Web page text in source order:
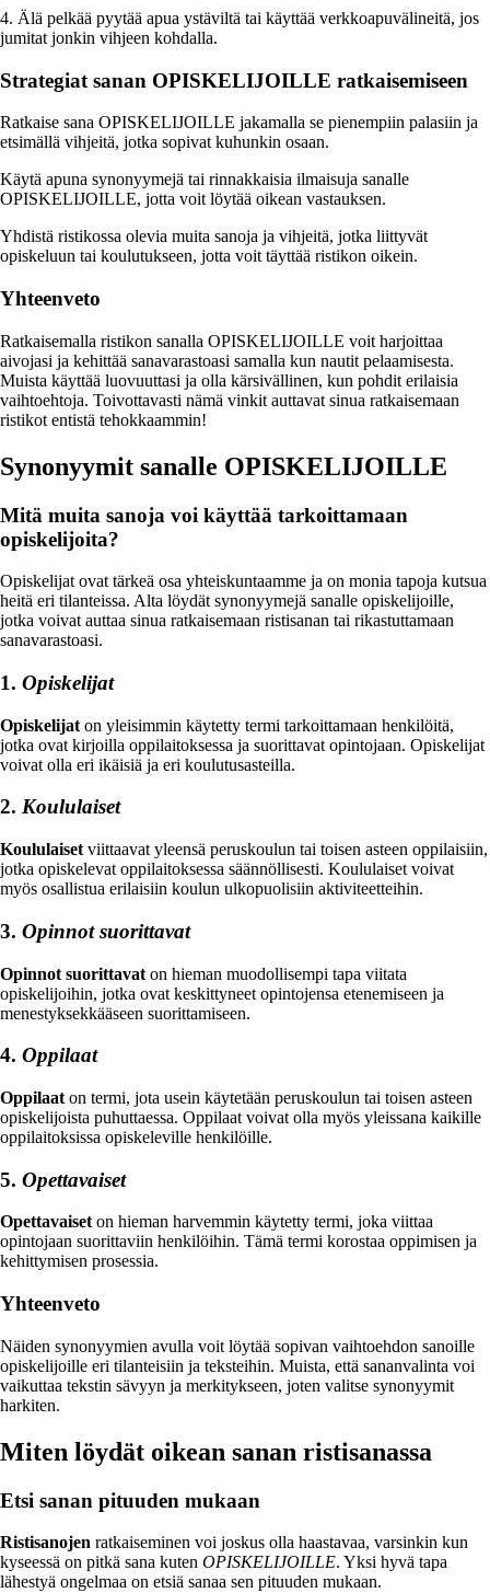
4. Älä pelkää pyytää apua ystäviltä tai käyttää verkkoapuvälineitä, jos
jumitat jonkin vihjeen kohdalla.
Strategiat sanan OPISKELIJOILLE ratkaisemiseen
Ratkaise sana OPISKELIJOILLE jakamalla se pienempiin palasiin ja
etsimällä vihjeitä, jotka sopivat kuhunkin osaan.
Käytä apuna synonyymejä tai rinnakkaisia ilmaisuja sanalle
OPISKELIJOILLE, jotta voit löytää oikean vastauksen.
Yhdistä ristikossa olevia muita sanoja ja vihjeitä, jotka liittyvät
opiskeluun tai koulutukseen, jotta voit täyttää ristikon oikein.
Yhteenveto
Ratkaisemalla ristikon sanalla OPISKELIJOILLE voit harjoittaa
aivojasi ja kehittää sanavarastoasi samalla kun nautit pelaamisesta.
Muista käyttää luovuuttasi ja olla kärsivällinen, kun pohdit erilaisia
vaihtoehtoja. Toivottavasti nämä vinkit auttavat sinua ratkaisemaan
ristikot entistä tehokkaammin!
Synonyymit sanalle OPISKELIJOILLE
Mitä muita sanoja voi käyttää tarkoittamaan
opiskelijoita?
Opiskelijat ovat tärkeä osa yhteiskuntaamme ja on monia tapoja kutsua
heitä eri tilanteissa. Alta löydät synonyymejä sanalle opiskelijoille,
jotka voivat auttaa sinua ratkaisemaan ristisanan tai rikastuttamaan
sanavarastoasi.
1. Opiskelijat
Opiskelijat on yleisimmin käytetty termi tarkoittamaan henkilöitä,
jotka ovat kirjoilla oppilaitoksessa ja suorittavat opintojaan. Opiskelijat
voivat olla eri ikäisiä ja eri koulutusasteilla.
2. Koululaiset
Koululaiset viittaavat yleensä peruskoulun tai toisen asteen oppilaisiin,
jotka opiskelevat oppilaitoksessa säännöllisesti. Koululaiset voivat
myös osallistua erilaisiin koulun ulkopuolisiin aktiviteetteihin.
3. Opinnot suorittavat
Opinnot suorittavat on hieman muodollisempi tapa viitata
opiskelijoihin, jotka ovat keskittyneet opintojensa etenemiseen ja
menestyksekkääseen suorittamiseen.
4. Oppilaat
Oppilaat on termi, jota usein käytetään peruskoulun tai toisen asteen
opiskelijoista puhuttaessa. Oppilaat voivat olla myös yleissana kaikille
oppilaitoksissa opiskeleville henkilöille.
5. Opettavaiset
Opettavaiseton hieman harvemmin käytetty termi, joka viittaa
opintojaan suorittaviin henkilöihin. Tämä termi korostaa oppimisen ja
kehittymisen prosessia.
Yhteenveto
Näiden synonyymien avulla voit löytää sopivan vaihtoehdon sanoille
opiskelijoille eri tilanteisiin ja teksteihin. Muista, että sananvalinta voi
vaikuttaa tekstin sävyyn ja merkitykseen, joten valitse synonyymit
harkiten.
Miten löydät oikean sanan ristisanassa
Etsi sanan pituuden mukaan
Ristisanojen ratkaiseminen voi joskus olla haastavaa, varsinkin kun
kyseessä on pitkä sana kuten OPISKELIJOILLE. Yksi hyvä tapa
lähestyä ongelmaa on etsiä sanaa sen pituuden mukaan.